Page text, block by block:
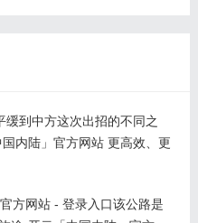
缓到中方这次出招的不同之
内陆」官方网站 更高效、更
方网站 - 登录入口该公路是